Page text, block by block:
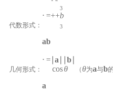
代数形式：
⋅ =++
3
b
3
几何形式：
a
⋅
b
=∣ a b∣
cosθ （θ为a与b
a